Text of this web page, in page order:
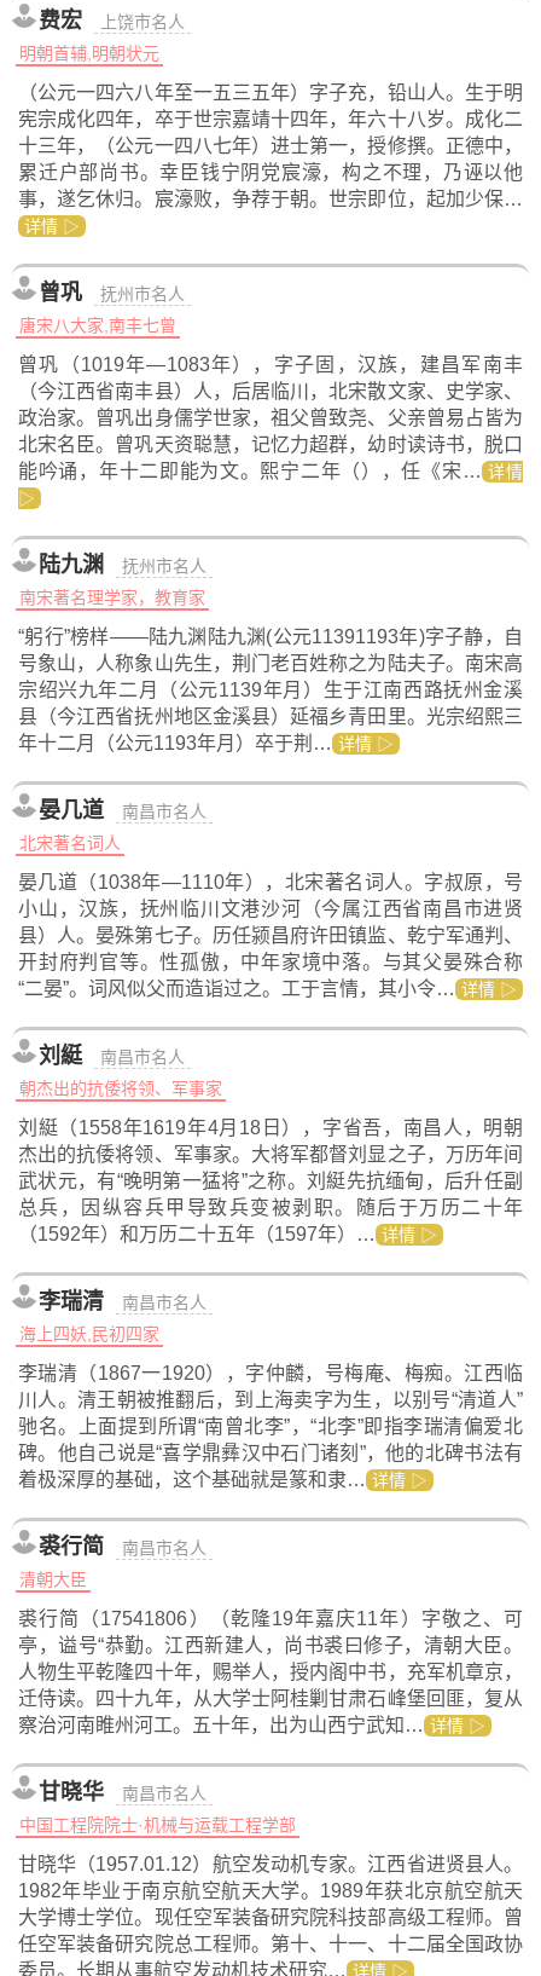
费宏
上饶市名人
明朝首辅,明朝状元
（公元一四六八年至一五三五年）字子充，铅山人。生于明
宪宗成化四年，卒于世宗嘉靖十四年，年六十八岁。成化二
十三年，（公元一四八七年）进士第一，授修撰。正德中，
累迁户部尚书。幸臣钱宁阴党宸濠，构之不理，乃诬以他
事，遂乞休归。宸濠败，争荐于朝。世宗即位，起加少保…
详情 ▷
曾巩
抚州市名人
唐宋八大家,南丰七曾
曾巩（1019年—1083年），字子固，汉族，建昌军南丰
（今江西省南丰县）人，后居临川，北宋散文家、史学家、
政治家。曾巩出身儒学世家，祖父曾致尧、父亲曾易占皆为
北宋名臣。曾巩天资聪慧，记忆力超群，幼时读诗书，脱口
能吟诵，年十二即能为文。熙宁二年（），任《宋… 详情
▷
陆九渊
抚州市名人
南宋著名理学家，教育家
“躬行”榜样——陆九渊陆九渊(公元11391193年)字子静，自
号象山，人称象山先生，荆门老百姓称之为陆夫子。南宋高
宗绍兴九年二月（公元1139年月）生于江南西路抚州金溪
县（今江西省抚州地区金溪县）延福乡青田里。光宗绍熙三
年十二月（公元1193年月）卒于荆… 详情 ▷
晏几道
南昌市名人
北宋著名词人
晏几道（1038年—1110年），北宋著名词人。字叔原，号
小山，汉族，抚州临川文港沙河（今属江西省南昌市进贤
县）人。晏殊第七子。历任颍昌府许田镇监、乾宁军通判、
开封府判官等。性孤傲，中年家境中落。与其父晏殊合称
“二晏”。词风似父而造诣过之。工于言情，其小令… 详情 ▷
刘綎
南昌市名人
朝杰出的抗倭将领、军事家
刘綎（1558年1619年4月18日），字省吾，南昌人，明朝
杰出的抗倭将领、军事家。大将军都督刘显之子，万历年间
武状元，有“晚明第一猛将”之称。刘綎先抗缅甸，后升任副
总兵，因纵容兵甲导致兵变被剥职。随后于万历二十年
（1592年）和万历二十五年（1597年）… 详情 ▷
李瑞清
南昌市名人
海上四妖,民初四家
李瑞清（1867一1920），字仲麟，号梅庵、梅痴。江西临
川人。清王朝被推翻后，到上海卖字为生，以别号“清道人”
驰名。上面提到所谓“南曾北李”，“北李”即指李瑞清偏爱北
碑。他自己说是“喜学鼎彝汉中石门诸刻”，他的北碑书法有
着极深厚的基础，这个基础就是篆和隶… 详情 ▷
裘行简
南昌市名人
清朝大臣
裘行简（17541806）（乾隆19年嘉庆11年）字敬之、可
亭，谥号“恭勤。江西新建人，尚书裘曰修子，清朝大臣。
人物生平乾隆四十年，赐举人，授内阁中书，充军机章京，
迁侍读。四十九年，从大学士阿桂剿甘肃石峰堡回匪，复从
察治河南睢州河工。五十年，出为山西宁武知… 详情 ▷
甘晓华
南昌市名人
中国工程院院士·机械与运载工程学部
甘晓华（1957.01.12）航空发动机专家。江西省进贤县人。
1982年毕业于南京航空航天大学。1989年获北京航空航天
大学博士学位。现任空军装备研究院科技部高级工程师。曾
任空军装备研究院总工程师。第十、十一、十二届全国政协
委员。长期从事航空发动机技术研究… 详情 ▷